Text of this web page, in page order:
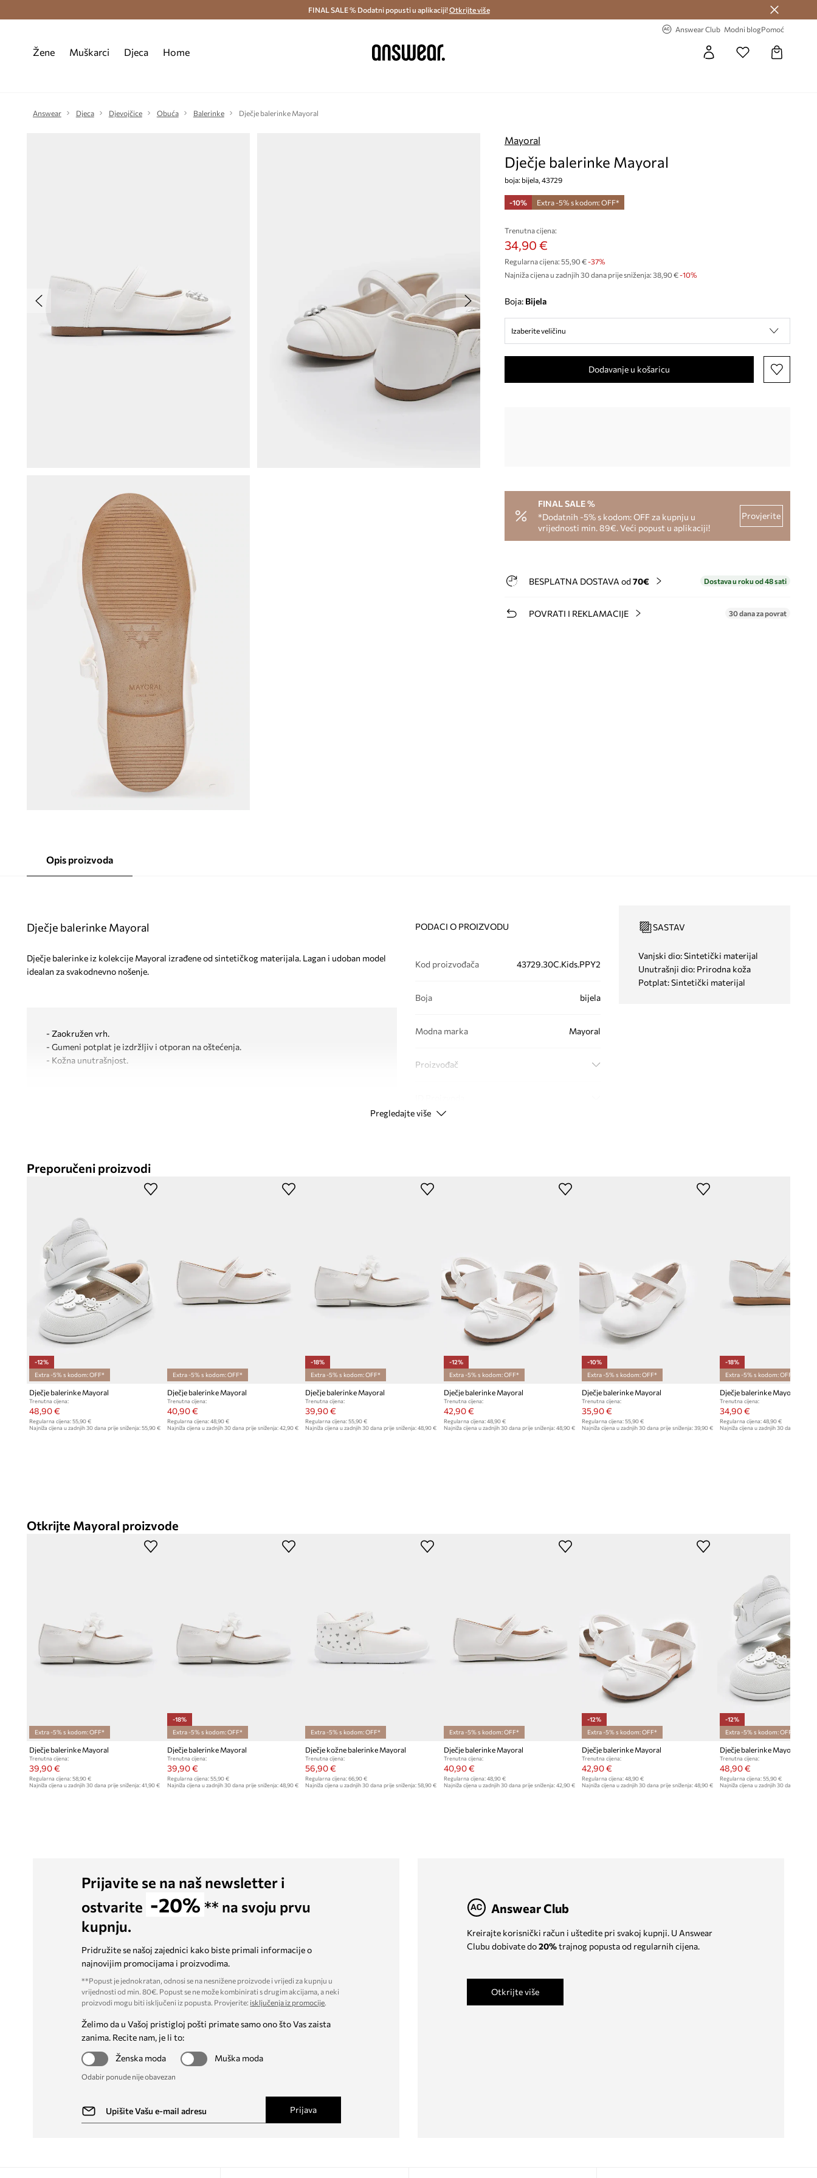
Besplatna dostava i povrat (od 70€) > Dostava u roku 48 sati >
FINAL SALE % Dodatni popusti u aplikaciji!Otkrijte više
Answear Club Modni blogPomoć
Žene Muškarci Djeca Home
Answear Djeca Djevojčice Obuća Balerinke Dječje balerinke Mayoral
Mayoral
Dječje balerinke Mayoral
boja: bijela, 43729
-10% Extra -5% s kodom: OFF*
Trenutna cijena:
34,90 €
Regularna cijena: 55,90 €-37%
Najniža cijena u zadnjih 30 dana prije sniženja: 38,90 € -10%
Boja: bijela
Izaberite veličinu
Dodavanje u košaricu
FINAL SALE %
*Dodatnih -5% s kodom: OFF za kupnju u
vrijednosti min. 89€. Veći popust u aplikaciji!
Provjerite
BESPLATNA DOSTAVA od 70€ Dostava u roku od 48 sati
POVRATI I REKLAMACIJE 30 dana za povrat
Opis proizvoda
Dječje balerinke Mayoral
Dječje balerinke iz kolekcije Mayoral izrađene od sintetičkog materijala. Lagan i udoban model
idealan za svakodnevno nošenje.
- Zaokružen vrh.
- Gumeni potplat je izdržljiv i otporan na oštećenja.
- Kožna unutrašnjost.
PODACI O PROIZVODU
Kod proizvođača 43729.30C.Kids.PPY2
Boja bijela
Modna marka Mayoral
Proizvođač
SASTAV
Vanjski dio: Sintetički materijal
Unutrašnji dio: Prirodna koža
Potplat: Sintetički materijal
Pregledajte više
Preporučeni proizvodi
-12%
Extra -5% s kodom: OFF*
Dječje balerinke Mayoral
Trenutna cijena:
48,90 €
Regularna cijena: 55,90 €
Najniža cijena u zadnjih 30 dana prije sniženja: 55,90 €
Extra -5% s kodom: OFF*
Dječje balerinke Mayoral
Trenutna cijena:
40,90 €
Regularna cijena:48,90 €
Najniža cijena u zadnjih 30 dana prije sniženja:42,90 €
-18%
Extra -5% s kodom: OFF*
Dječje balerinke Mayoral
Trenutna cijena:
39,90 €
Regularna cijena: 55,90 €
Najniža cijena u zadnjih 30 dana prije sniženja: 48,90 €
-12%
Extra -5% s kodom: OFF*
Dječje balerinke Mayoral
Trenutna cijena:
42,90 €
Regularna cijena: 48,90 €
Najniža cijena u zadnjih 30 dana prije sniženja: 48,90 €
-10%
Extra -5% s kodom: OFF*
Dječje balerinke Mayoral
Trenutna cijena:
35,90 €
Regularna cijena:55,90 €
Najniža cijena u zadnjih 30 dana prije sniženja:39,90 €
-18%
Extra -5% s kodom: OFF*
Dječje balerinke Mayoral
Trenutna cijena:
34,90 €
Regularna cijena: 48,90 €
Najniža cijena u zadnjih 30 dana prije
Otkrijte Mayoral proizvode
Extra -5% s kodom: OFF*
Dječje balerinke Mayoral
Trenutna cijena:
39,90 €
Regularna cijena: 58,90 €
Najniža cijena u zadnjih 30 dana prije sniženja: 41,90 €
-18%
Extra -5% s kodom: OFF*
Dječje balerinke Mayoral
Trenutna cijena:
39,90 €
Regularna cijena:55,90 €
Najniža cijena u zadnjih 30 dana prije sniženja:48,90 €
Extra -5% s kodom: OFF*
Dječje kožne balerinke Mayoral
Trenutna cijena:
56,90 €
Regularna cijena: 66,90 €
Najniža cijena u zadnjih 30 dana prije sniženja: 58,90 €
Extra -5% s kodom: OFF*
Dječje balerinke Mayoral
Trenutna cijena:
40,90 €
Regularna cijena: 48,90 €
Najniža cijena u zadnjih 30 dana prije sniženja: 42,90 €
-12%
Extra -5% s kodom: OFF*
Dječje balerinke Mayoral
Trenutna cijena:
42,90 €
Regularna cijena:48,90 €
Najniža cijena u zadnjih 30 dana prije sniženja:48,90 €
-12%
Extra -5% s kodom: OFF*
Dječje balerinke Mayoral
Trenutna cijena:
48,90 €
Regularna cijena: 55,90 €
Najniža cijena u zadnjih 30 dana prije
Prijavite se na naš newsletter i
ostvarite -20% ** na svoju prvu
kupnju.
Pridružite se našoj zajednici kako biste primali informacije o
najnovijim promocijama i proizvodima.
**Popust je jednokratan, odnosi se na nesnižene proizvode i vrijedi za kupnju u
vrijednosti od min. 80€. Popust se ne može kombinirati s drugim akcijama, a neki
proizvodi mogu biti isključeni iz popusta. Provjerite: isključenja iz promocije
Želimo da u Vašoj pristigloj pošti primate samo ono što Vas zaista
zanima. Recite nam, je li to:
Ženska moda
Muška moda
Odabir ponude nije obavezan
Prijava
Answear Club
Kreirajte korisnički račun i uštedite pri svakoj kupnji. U Answear
Clubu dobivate do20%trajnog popusta od regularnih cijena.
Otkrijte više